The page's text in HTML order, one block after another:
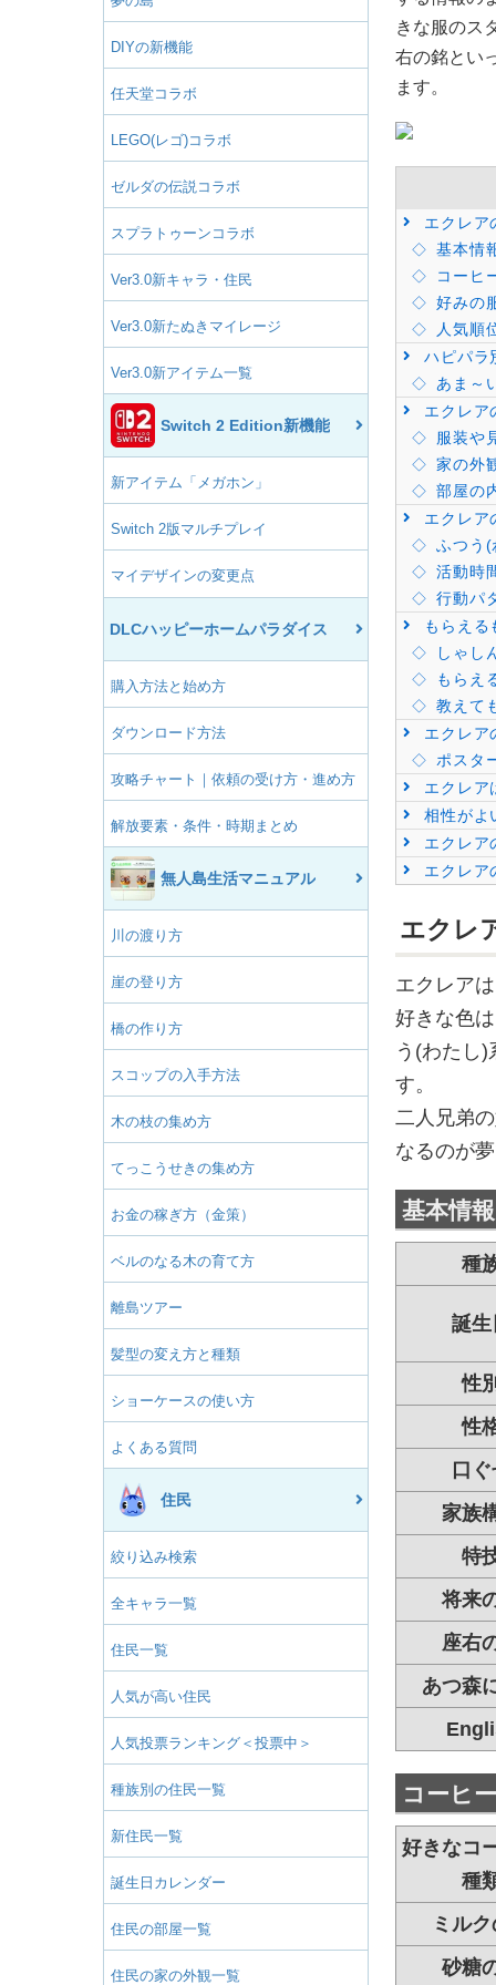
DIYの新機能
任天堂コラボ
LEGO(レゴ)コラボ
ゼルダの伝説コラボ
スプラトゥーンコラボ
Ver3.0新キャラ・住民
Ver3.0新たぬきマイレージ
Ver3.0新アイテム一覧
Switch 2 Edition新機能
新アイテム「メガホン」
Switch 2版マルチプレイ
マイデザインの変更点
DLCハッピーホームパラダイス
購入方法と始め方
ダウンロード方法
攻略チャート｜依頼の受け方・進め方
解放要素・条件・時期まとめ
無人島生活マニュアル
川の渡り方
崖の登り方
橋の作り方
スコップの入手方法
木の枝の集め方
てっこうせきの集め方
お金の稼ぎ方（金策）
ベルのなる木の育て方
離島ツアー
髪型の変え方と種類
ショーケースの使い方
よくある質問
住民
絞り込み検索
全キャラ一覧
住民一覧
人気が高い住民
人気投票ランキング＜投票中＞
種族別の住民一覧
新住民一覧
誕生日カレンダー
住民の部屋一覧
住民の家の外観一覧
きな服のス
右の銘とい
ます。
エクレア
基本情
コーヒ
好みの
人気順
ハピパラ
あま～
エクレア
服装や
家の外
部屋の
エクレア
ふつう(
活動時
行動パ
もらえる
しゃし
もらえ
教えて
エクレア
ポスタ
エクレア
相性がよ
エクレア
エクレア
エクレ
エクレア
好きな色
う(わたし
す。
二人兄弟
なるのが
基本情報
種
誕生
性
性
口
家族
特
将来
座右
あつ森
コーヒ
好きなコ
種
ミル
砂糖